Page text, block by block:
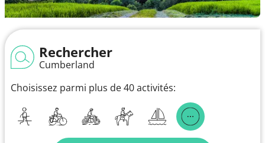
Rechercher
Cumberland
Choisissez parmi plus de 40 activités: